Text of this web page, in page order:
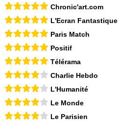
Chronic'art.com
L'Ecran Fantastique
Paris Match
Positif
Télérama
Charlie Hebdo
L'Humanité
Le Monde
Le Parisien